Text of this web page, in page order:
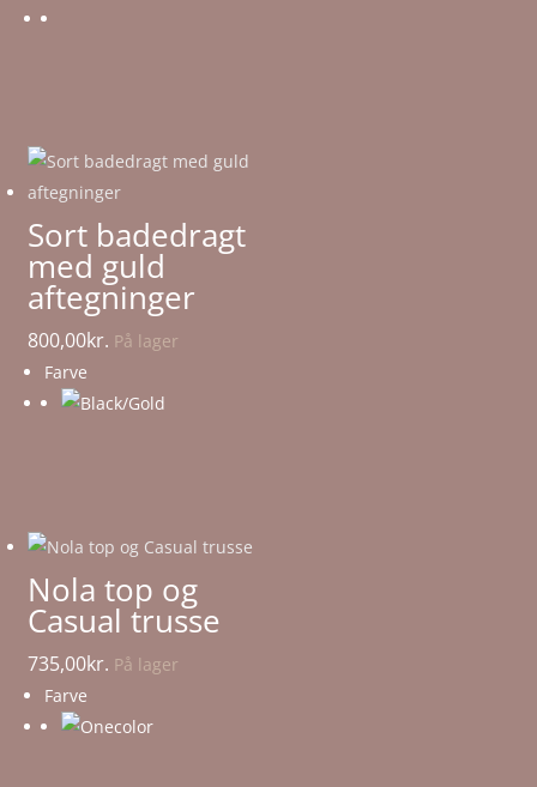
Sort badedragt
med guld
aftegninger
800,00kr. På lager
Farve
Nola top og
Casual trusse
735,00kr. På lager
Farve